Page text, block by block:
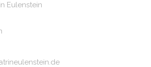
Eulenstein